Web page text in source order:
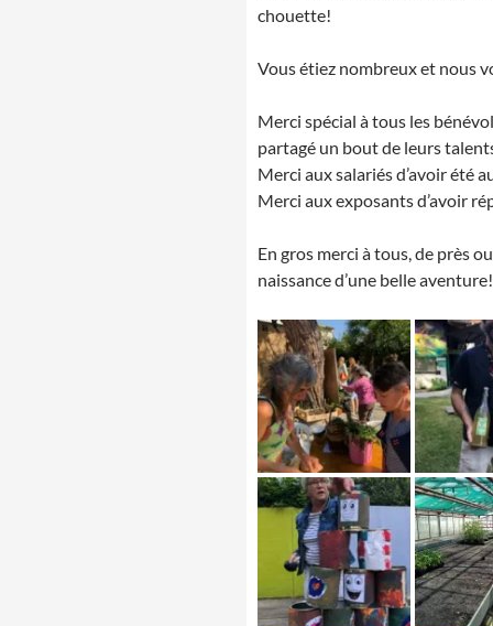
chouette!
Vous étiez nombreux et nous
Merci spécial à tous les
partagé un bout de leurs
Merci aux salariés d’avoir été
Merci aux exposants d’avoir
En gros merci à tous, de près
naissance d’une belle aventure!